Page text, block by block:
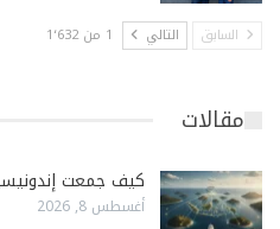
السابق التالي 1 من 1٬632
مقالات
كيف جمعت
أغسطس 8, 2026